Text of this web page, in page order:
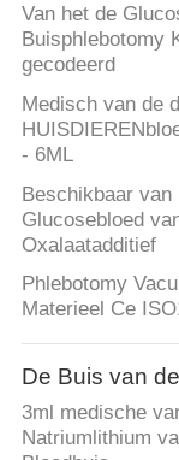
Van het de
Buisphlebotomy
gecodeerd
Medisch van de
- 6ML
Beschikbaar
Glucosebloed
Oxalaatadditief
Phlebotomy
Materieel Ce
De Buis van
3ml medische
Natriumlithium